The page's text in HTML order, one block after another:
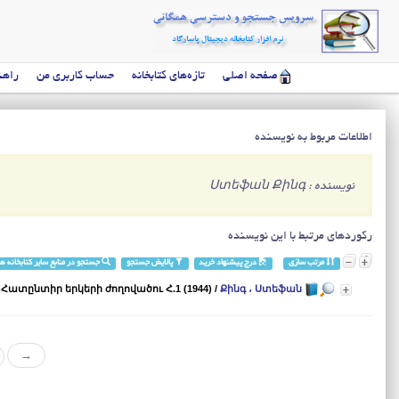
صفحه اصلی تازه‌های کتابخانه حساب کاربری من
اطلاعات مربوط به نویسنده
نویسنده : Ստեֆան Քինգ
رکوردهای مرتبط با این نویسنده
مرتب سازی درج پیشنهاد خرید پالایش جستجو جستجو در منابع سایر کتابخانه
Հատընտիր երկերի ժողովածու Հ.1 (1944) / Քինգ ، Ստեֆան
→